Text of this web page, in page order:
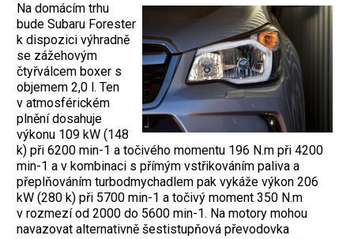
Na domácím trhu
bude Subaru Forester
k dispozici výhradně
se zážehovým
čtyřválcem boxer s
objemem 2,0 l. Ten
v atmosférickém
plnění dosahuje
výkonu 109 kW (148
k) při 6200 min-1 a točivého momentu 196 N.m při 4200
min-1 a v kombinaci s přímým vstřikováním paliva a
přeplňováním turbodmychadlem pak vykáže výkon 206
kW (280 k) při 5700 min-1 a točivý moment 350 N.m
v rozmezí od 2000 do 5600 min-1. Na motory mohou
navazovat alternativně šestistupňová převodovka